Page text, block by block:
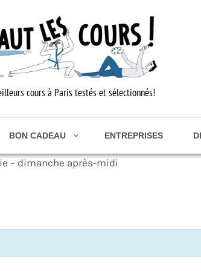
cours à Paris testés et sélectionnés!
BON CADEAU ENTREPRISES
– dimanche après-midi